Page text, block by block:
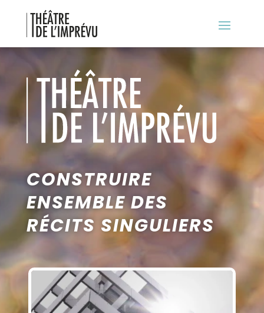
CONSTRUIRE
ENSEMBLE DES
RÉCITS SINGULIERS